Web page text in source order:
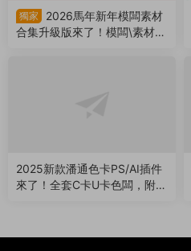
獨家
2026馬年新年模闆素材
合集升級版來了！模闆\素材
2025新款潘通色卡PS/AI插件
來了！全套C卡U卡色闆，附贈